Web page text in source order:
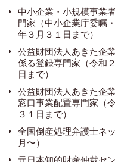
中小企業・小規模事業
門家（中小企業庁委嘱
年３月３１日まで）
公益財団法人あきた企
係る登録専門家（令和
日まで）
公益財団法人あきた企
窓口事業配置専門家（
３１日まで）
全国倒産処理弁護士ネ
月〜）
元日本知的財産仲裁セ